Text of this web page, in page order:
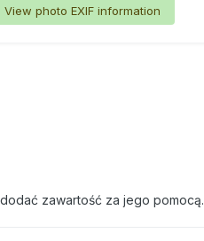
View photo EXIF information
zawartość za jego pomocą.